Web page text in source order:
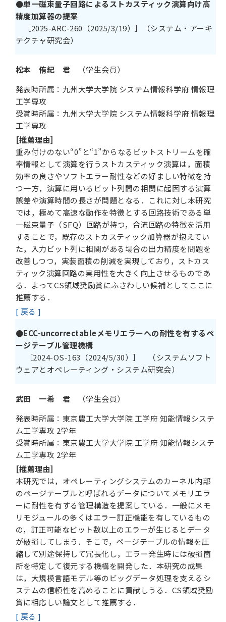
●単一磁束量子回路によるストカスティック演算向け高
精度加算器の提案
［2025-ARC-260（2025/3/19）］（システム・アーキ
テクチャ研究会）
松本 侑紀 君 （学生会員）
発表時所属：九州大学大学院 システム情報科学府 情報理
工学専攻
受賞時所属：九州大学大学院 システム情報科学府 情報理
工学専攻
[推薦理由]
重み付けのない“0”と“1”からなるビットストリームを確
率情報として演算を行うストカスティック演算は，面積
効率の良さやソフトエラー耐性などの好ましい特徴を持
つ一方，演算に用いるビット列間の相関に起因する演算
誤差や演算時間の長さが問題となる．これに対し本研究
では，極めて高速な動作を特徴とする回路技術である単
一磁束量子（SFQ）回路が持つ，合流回路の特徴を活用
することで，既存のストカスティック加算器が抱えてい
た，入力ビット列に相関がある場合の出力精度を問題を
改善しつつ，実装面積の削減を実現しており，ストカス
ティック演算回路の実用性を大きく向上させるものであ
る．よってCS領域奨励賞にふさわしい候補としてここに
推薦する．
[ 戻る ]
●ECC-uncorrectableメモリエラーへの耐性を有するペ
ージテーブル管理機構
［2024-OS-163（2024/5/30）］ （システムソフト
ウェアとオペレーティング・システム研究会）
武田 一希 君 （学生会員）
発表時所属：東京農工大学大学院 工学府 知能情報システ
ム工学専攻 2学年
受賞時所属：東京農工大学大学院 工学府 知能情報システ
ム工学専攻 2学年
[推薦理由]
本研究では，オペレーティングシステムのカーネル内部
のページテーブルと呼ばれるデータについてメモリエラ
ーに耐性を有する管理構造を提案している．一般にメモ
リモジュールの多くはエラー訂正機能を有しているもの
の，訂正可能なビット数以上のエラーが生じるとデータ
が破損してしまう．そこで，ページテーブルの情報を圧
縮して別途保持して冗長化し，エラー発生時には破損箇
所を特定して復元する機構を開発した．本研究の成果
は，大規模言語モデル等のビッグデータ処理を支えるシ
ステムの信頼性を高めることに貢献しうる．CS領域奨励
賞に相応しい論文として推薦する．
[ 戻る ]